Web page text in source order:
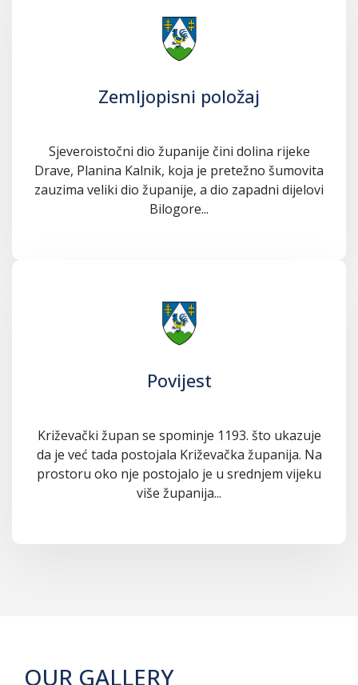
Zemljopisni položaj
Sjeveroistočni dio županije čini dolina rijeke
Drave, Planina Kalnik, koja je pretežno šumovita
zauzima veliki dio županije, a dio zapadni dijelovi
Bilogore...
Povijest
Križevački župan se spominje 1193. što ukazuje
da je već tada postojala Križevačka županija. Na
prostoru oko nje postojalo je u srednjem vijeku
više županija...
OUR GALLERY